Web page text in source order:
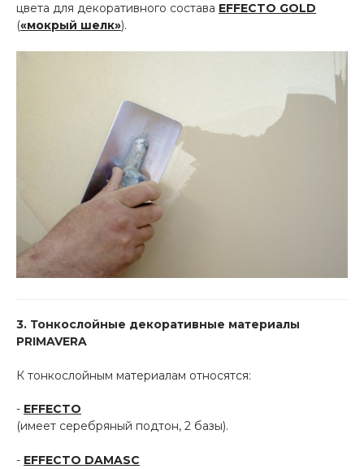
цвета для декоративного состава EFFECTO GOLD
(«мокрый шелк»).
3. Тонкослойные декоративные материалы
PRIMAVERA
К тонкослойным материалам относятся:
- EFFECTO
(имеет серебряный подтон, 2 базы).
- EFFECTO DAMASC